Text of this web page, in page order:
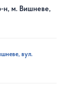
н, м. Вишневе,
вул.